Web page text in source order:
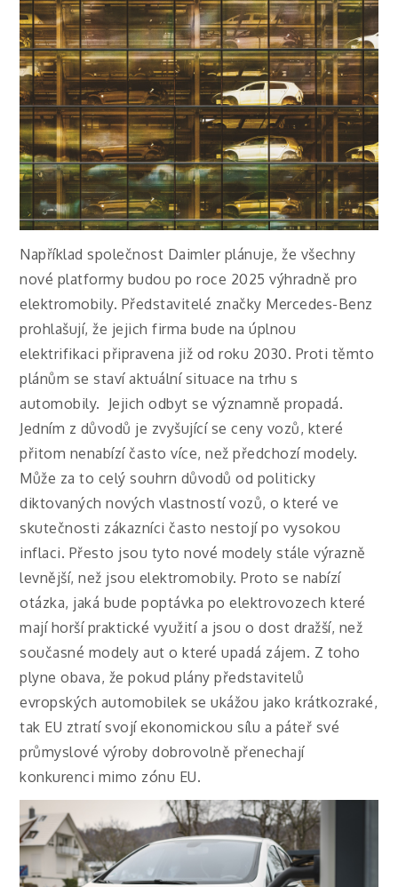
Například společnost Daimler plánuje, že všechny
nové platformy budou po roce 2025 výhradně pro
elektromobily. Představitelé značky Mercedes-Benz
prohlašují, že jejich firma bude na úplnou
elektrifikaci připravena již od roku 2030. Proti těmto
plánům se staví aktuální situace na trhu s
automobily. Jejich odbyt se významně propadá.
Jedním z důvodů je zvyšující se ceny vozů, které
přitom nenabízí často více, než předchozí modely.
Může za to celý souhrn důvodů od politicky
diktovaných nových vlastností vozů, o které ve
skutečnosti zákazníci často nestojí po vysokou
inflaci. Přesto jsou tyto nové modely stále výrazně
levnější, než jsou elektromobily. Proto se nabízí
otázka, jaká bude poptávka po elektrovozech které
mají horší praktické využití a jsou o dost dražší, než
současné modely aut o které upadá zájem. Z toho
plyne obava, že pokud plány představitelů
evropských automobilek se ukážou jako krátkozraké,
tak EU ztratí svojí ekonomickou sílu a páteř své
průmyslové výroby dobrovolně přenechají
konkurenci mimo zónu EU.